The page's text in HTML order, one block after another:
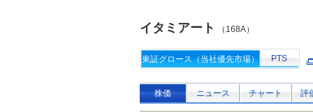
イタミアート （168A）
東証グロース（当社優先市場） PTS
株価 ニュース チャート 評